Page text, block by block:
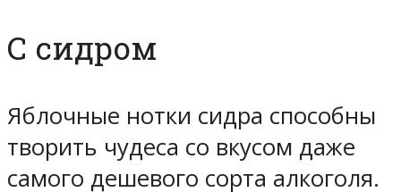
С сидром
Яблочные нотки сидра способны
творить чудеса со вкусом даже
самого дешевого сорта алкоголя.